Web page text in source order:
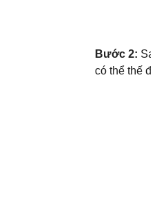
Bước 2:
có thể thế